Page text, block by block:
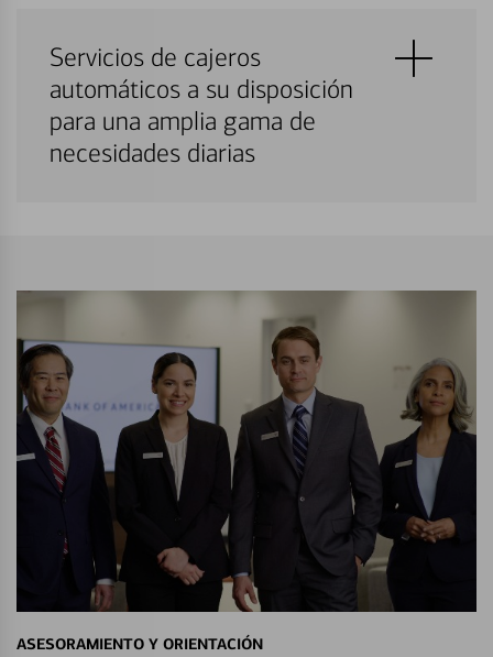
Servicios de cajeros
automáticos a su disposición
para una amplia gama de
necesidades diarias
ASESORAMIENTO Y ORIENTACIÓN